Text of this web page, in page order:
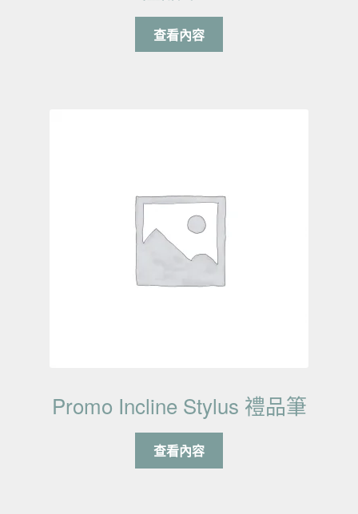
查看內容
Promo Incline Stylus 禮品筆
查看內容